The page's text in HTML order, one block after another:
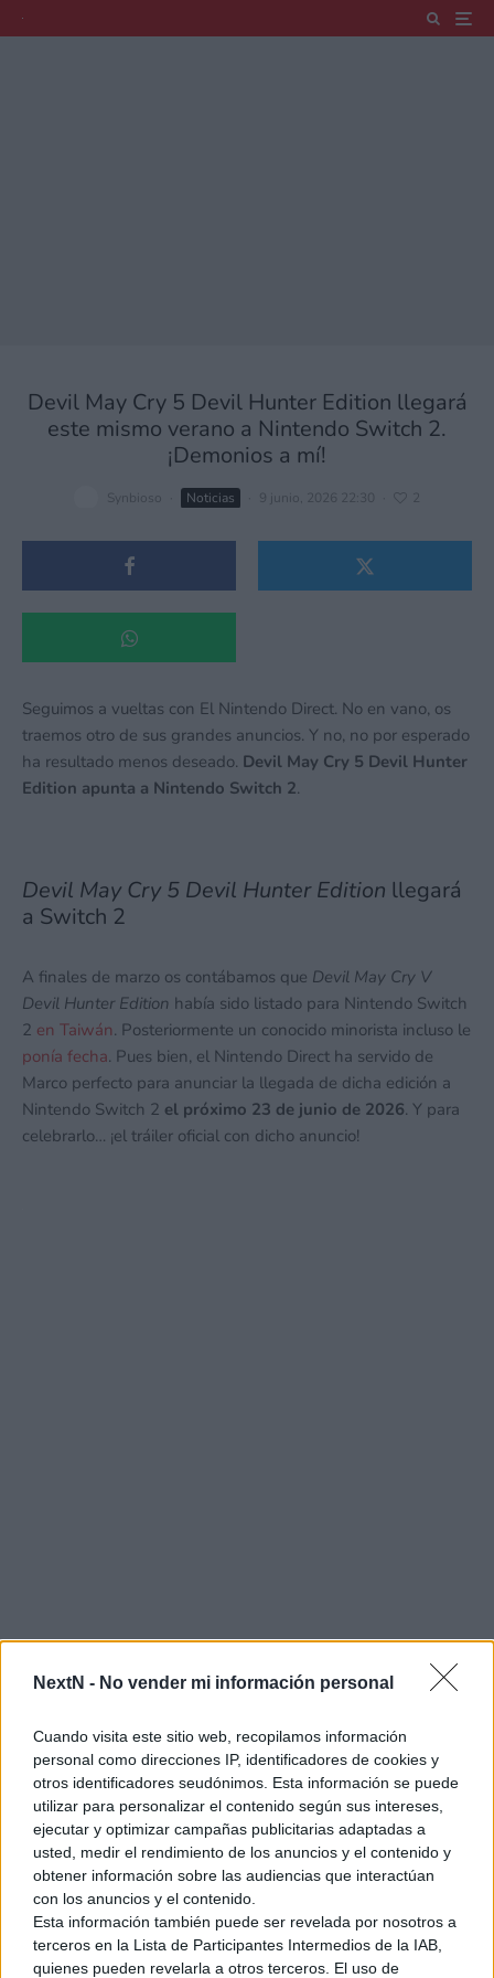
NextN - No vender mi información personal
Cuando visita este sitio web, recopilamos información
personal como direcciones IP, identificadores de cookies y
otros identificadores seudónimos. Esta información se puede
utilizar para personalizar el contenido según sus intereses,
ejecutar y optimizar campañas publicitarias adaptadas a
usted, medir el rendimiento de los anuncios y el contenido y
obtener información sobre las audiencias que interactúan
con los anuncios y el contenido.
Esta información también puede ser revelada por nosotros a
terceros en la Lista de Participantes Intermedios de la IAB,
quienes pueden revelarla a otros terceros. El uso de
Devil May Cry 5 Devil Hunter Edition llegará
este mismo verano a Nintendo Switch 2.
¡Demonios a mí!
Synbioso Noticias 9 junio, 2026 22:30 2
Seguimos a vueltas con El Nintendo Direct. No en vano, os
traemos otro de sus grandes anuncios. Y no, no por esperado
ha resultado menos deseado. Devil May Cry 5 Devil Hunter
Edition apunta a Nintendo Switch 2.
Devil May Cry 5 Devil Hunter Edition llegará
a Switch 2
A finales de marzo os contábamos que Devil May Cry V
Devil Hunter Edition había sido listado para Nintendo Switch
2 en Taiwán. Posteriormente un conocido minorista incluso le
ponía fecha. Pues bien, el Nintendo Direct ha servido de
Marco perfecto para anunciar la llegada de dicha edición a
Nintendo Switch 2 el próximo 23 de junio de 2026. Y para
celebrarlo… ¡el tráiler oficial con dicho anuncio!